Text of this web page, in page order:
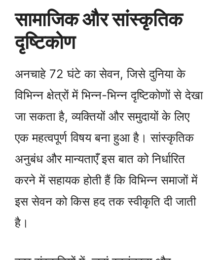
सामाजिक और सांस्कृतिक
दृष्टिकोण
अनचाहे 72 घंटे का सेवन, जिसे दुनिया के
विभिन्न क्षेत्रों में भिन्न-भिन्न दृष्टिकोणों से देखा
जा सकता है, व्यक्तियों और समुदायों के लिए
एक महत्वपूर्ण विषय बना हुआ है। सांस्कृतिक
अनुबंध और मान्यताएँ इस बात को निर्धारित
करने में सहायक होती हैं कि विभिन्न समाजों में
इस सेवन को किस हद तक स्वीकृति दी जाती
है।